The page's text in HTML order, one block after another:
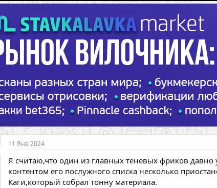
11 Янв 2024
Я считаю,что один из главных теневых фриков
контентом его послужного списка несколько
Каги,который собрал тонну материала.